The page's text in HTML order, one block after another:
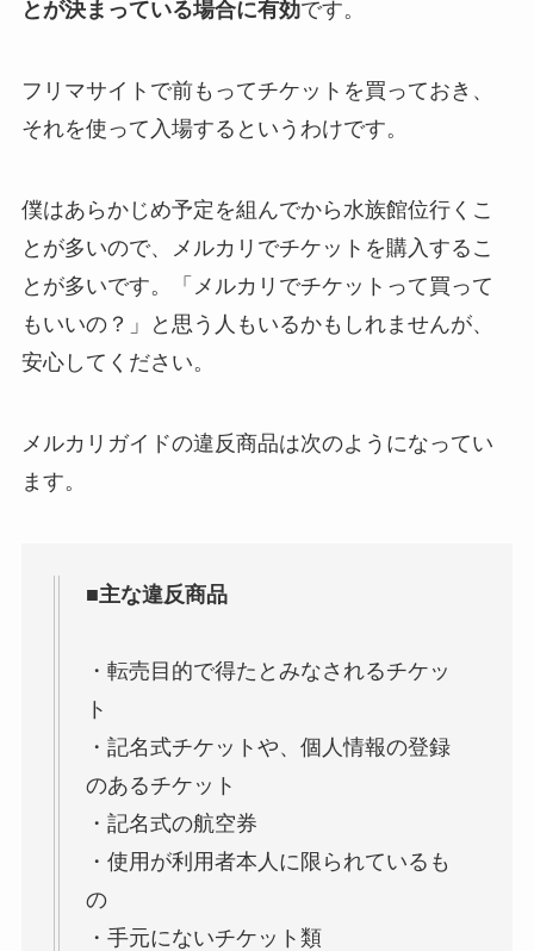
とが決まっている場合に有効です。
フリマサイトで前もってチケットを買っておき、
それを使って入場するというわけです。
僕はあらかじめ予定を組んでから水族館位行くこ
とが多いので、メルカリでチケットを購入するこ
とが多いです。「メルカリでチケットって買って
もいいの？」と思う人もいるかもしれませんが、
安心してください。
メルカリガイドの違反商品は次のようになってい
ます。
■主な違反商品
・転売目的で得たとみなされるチケッ
ト
・記名式チケットや、個人情報の登録
のあるチケット
・記名式の航空券
・使用が利用者本人に限られているも
の
・手元にないチケット類